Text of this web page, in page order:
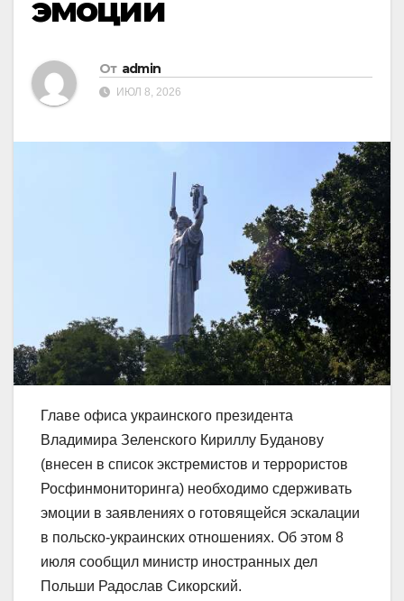
эмоции
От admin
ИЮЛ 8, 2026
Главе офиса украинского президента
Владимира Зеленского Кириллу Буданову
(внесен в список экстремистов и террористов
Росфинмониторинга) необходимо сдерживать
эмоции в заявлениях о готовящейся эскалации
в польско-украинских отношениях. Об этом 8
июля сообщил министр иностранных дел
Польши Радослав Сикорский.